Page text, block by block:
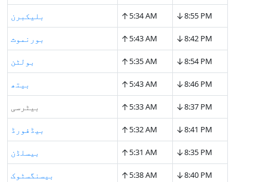
بلیکبرن ↑5:34 AM ↓8:55 PM
بورنموث ↑5:43 AM ↓8:42 PM
بولٹن ↑5:35 AM ↓8:54 PM
بیتھ ↑5:43 AM ↓8:46 PM
بیٹرسی ↑5:33 AM ↓8:37 PM
بیڈفورڈ ↑5:32 AM ↓8:41 PM
بیسلڈن ↑5:31 AM ↓8:35 PM
بیسنگسٹوک ↑5:38 AM ↓8:40 PM